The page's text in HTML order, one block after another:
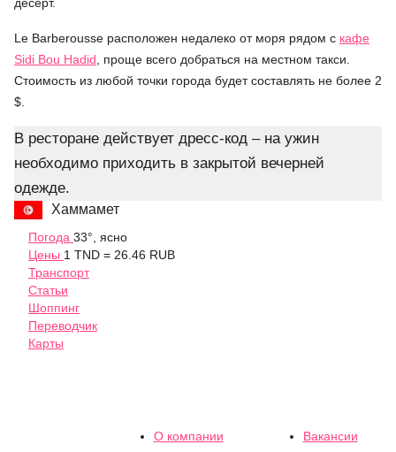
Le Barberousse расположен недалеко от моря рядом с кафе
Sidi Bou Hadid , проще всего добраться на местном такси.
Стоимость из любой точки города будет составлять не более 2
$.
В ресторане действует дресс-код – на ужин
необходимо приходить в закрытой вечерней
одежде.
Хаммамет
Погода 33°, ясно
Цены 1 TND = 26.46 RUB
Транспорт
Статьи
Шоппинг
Переводчик
Карты
О компании
Вакансии